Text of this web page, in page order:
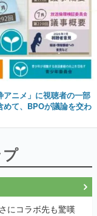
アニメ」に視聴者の一部
て、BPOが議論を交わ
にコラボ先も驚嘆